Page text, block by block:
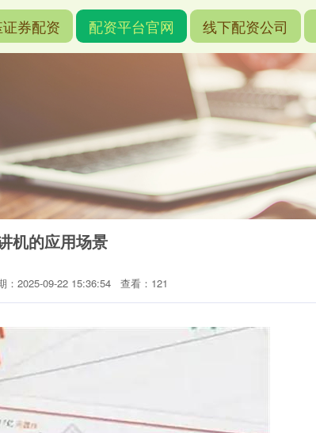
券配资 配资平台官网 线下配资公司
机的应用场景
：2025-09-22 15:36:54 查看：121